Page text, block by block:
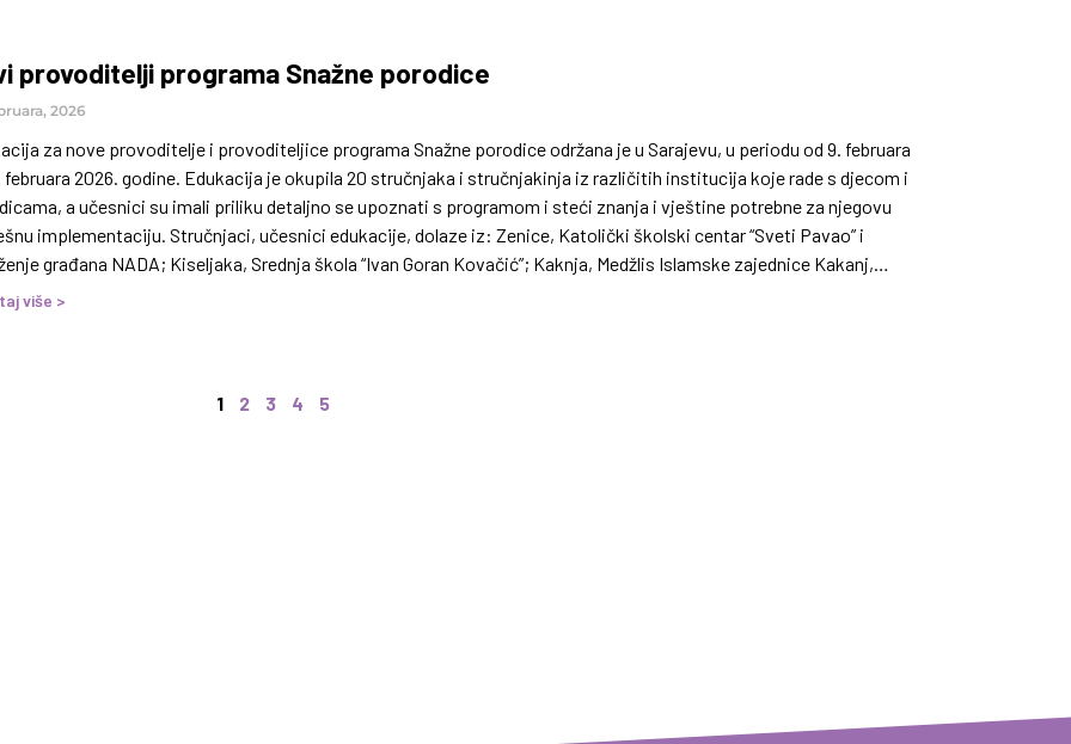
provoditelji programa Snažne porodice
2026
za nove provoditelje i provoditeljice programa Snažne porodice održana je u Sarajevu, u periodu od 9. februara
februara 2026. godine. Edukacija je okupila 20 stručnjaka i stručnjakinja iz različitih institucija koje rade s djecom i
a učesnici su imali priliku detaljno se upoznati s programom i steći znanja i vještine potrebne za njegovu
implementaciju. Stručnjaci, učesnici edukacije, dolaze iz: Zenice, Katolički školski centar “Sveti Pavao” i
građana NADA; Kiseljaka, Srednja škola “Ivan Goran Kovačić”; Kaknja, Medžlis Islamske zajednice Kakanj,
za brak i porodicu;
više >
1 2 3 4 5